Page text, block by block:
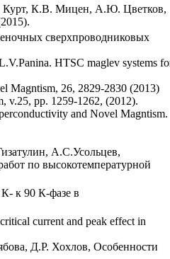
К.В. Мицен, А.Ю. Цветков,
сверхпроводниковых
HTSC maglev systems
Magntism, 26, 2829-2830 (2013)
v.25, pp. 1259-1262, (2012).
and Novel Magntism.
А.С.Усольцев,
по высокотемпературной
к 90 К-фазе в
current and peak effect in
Д.Р. Хохлов, Особенности